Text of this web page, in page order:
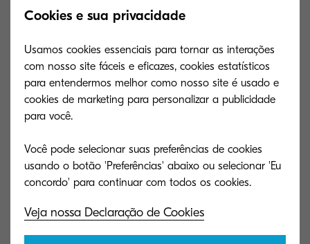
Impressão segura melhorada num espaço de trabalho
partilhado.
Descubra mais
Soluções e serviços que
beneficiam sua empresa
Cookies e sua privacidade
Usamos cookies essenciais para tornar as interações
com nosso site fáceis e eficazes, cookies estatísticos
para entendermos melhor como nosso site é usado e
cookies de marketing para personalizar a publicidade
para você.
Você pode selecionar suas preferências de cookies
usando o botão 'Preferências' abaixo ou selecionar 'Eu
Veja nossa Declaração de Cookies